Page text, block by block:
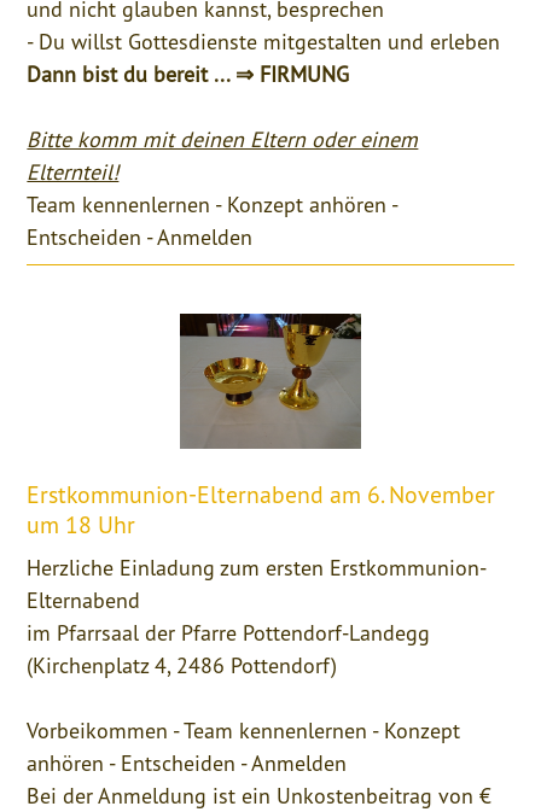
und nicht glauben kannst, besprechen
- Du willst Gottesdienste mitgestalten und erleben
Dann bist du bereit ... ⇒ FIRMUNG
Bitte komm mit deinen Eltern oder einem
Elternteil!
Team kennenlernen - Konzept anhören -
Entscheiden - Anmelden
Erstkommunion-Elternabend am 6. November
um 18 Uhr
Herzliche Einladung zum ersten Erstkommunion-
Elternabend
im Pfarrsaal der Pfarre Pottendorf-Landegg
(Kirchenplatz 4, 2486 Pottendorf)
Vorbeikommen - Team kennenlernen - Konzept
anhören - Entscheiden - Anmelden
Bei der Anmeldung ist ein Unkostenbeitrag von €